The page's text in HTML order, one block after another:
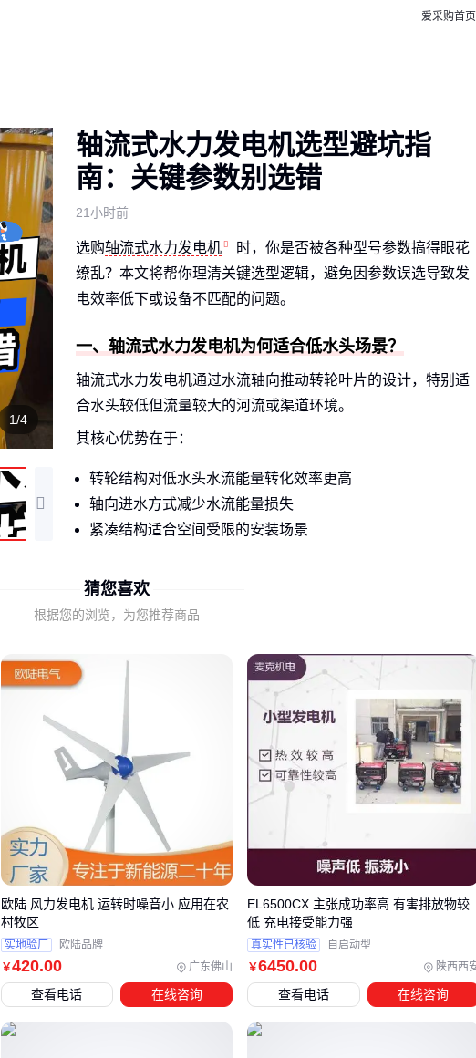
爱采购首页
1/4
轴流式水力发电机选型避坑指
南：关键参数别选错
21小时前
选购轴流式水力发电机
时，你是否被各种型号参数搞得眼花
缭乱？本文将帮你理清关键选型逻辑，避免因参数误选导致发
电效率低下或设备不匹配的问题。
一、轴流式水力发电机为何适合低水头场景？
轴流式水力发电机通过水流轴向推动转轮叶片的设计，特别适
合水头较低但流量较大的河流或渠道环境。
其核心优势在于：
转轮结构对低水头水流能量转化效率更高
轴向进水方式减少水流能量损失
紧凑结构适合空间受限的安装场景
择，但需要特别注意不同型号对水头和流量的适应范围差异。
轴流式水力发电机的性能表现主要取决于水头、流量和转速的
匹配程度，但实际选型时往往只关注标称功率。
需要特别注意：
设计水头范围：超出范围会导致效率急剧下降
流量适应能力：决定在不同季节的发电稳定性
转速匹配特性：影响发电机与电网的并网兼容性
铜芯线设计的转轮能提升导电效率和耐用性，在频繁启停或负
三、微型、中型还是大型？根据实际场景匹配轴流式水
轴流式水力发电机的选型核心在于匹配水头高度与流量需求。
10kw轴流式水轮发电机
猜您喜欢
根据您的浏览，为您推荐商品
￥420.00 广东佛山
欧陆 风力发电机 运转时噪音小 应用在农
村牧区
实地验厂 欧陆品牌
查看电话 在线咨询
￥6450.00 陕西西
EL6500CX 主张成功率高 有害排放物较
低 充电接受能力强
真实性已核验 自启动型
查看电话 在线咨询